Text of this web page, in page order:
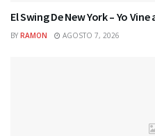
El Swing De New York – Yo
BY RAMON AGOSTO 7, 2026